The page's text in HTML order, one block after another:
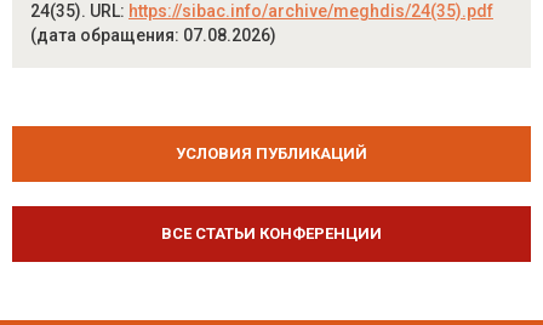
24(35). URL: https://sibac.info/archive/meghdis/24(35).pdf
(дата обращения: 07.08.2026)
УСЛОВИЯ ПУБЛИКАЦИЙ
ВСЕ СТАТЬИ КОНФЕРЕНЦИИ